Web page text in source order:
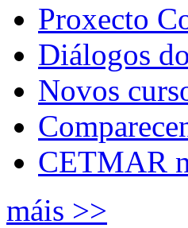
Proxecto
Diálogos
Novos
CETMAR
máis >>